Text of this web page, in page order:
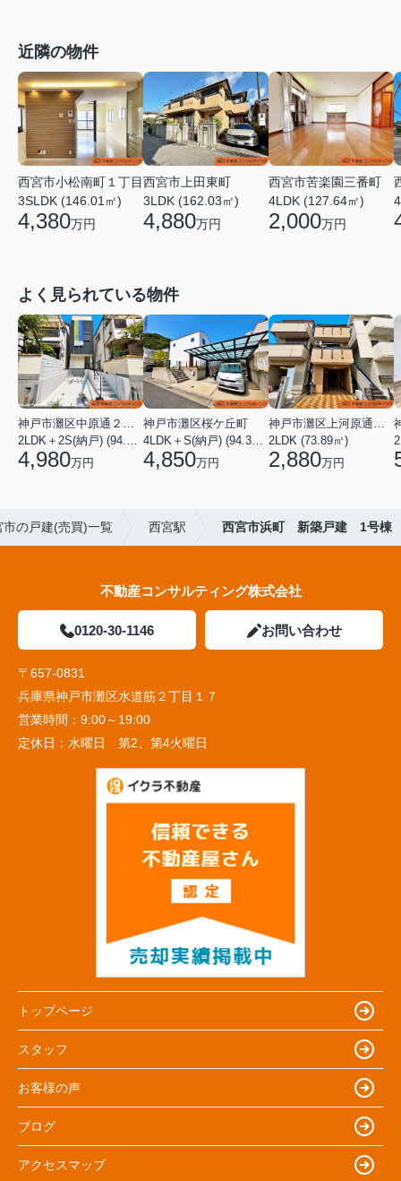
近隣の物件
西宮市小松南町１丁目
3SLDK (146.01㎡)
4,380万円
西宮市上田東町
3LDK (162.03㎡)
4,880万円
西宮市苦楽園三番町
4LDK (127.64㎡)
2,000万円
よく見られている物件
神戸市灘区中原通２丁目
2LDK＋2S(納戸) (94.25㎡)
4,980万円
神戸市灘区桜ケ丘町
4LDK＋S(納戸) (94.38㎡)
4,850万円
神戸市灘区上河原通４丁目
2LDK (73.89㎡)
2,880万円
市の戸建(売買)一覧 西宮駅 西宮市浜町 新築戸建 1号棟
不動産コンサルティング株式会社
0120-30-1146 お問い合わせ
〒657-0831
兵庫県神戸市灘区水道筋２丁目１７
営業時間： 9:00～19:00
定休日： 水曜日 第2、第4火曜日
トップページ
スタッフ
お客様の声
ブログ
アクセスマップ